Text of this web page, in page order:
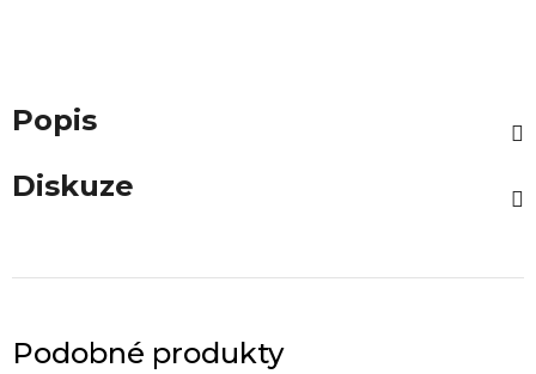
Popis
Diskuze
Podobné produkty